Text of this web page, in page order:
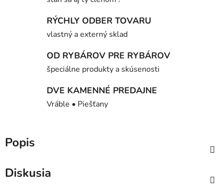
RÝCHLY ODBER TOVARU
vlastný a externý sklad
OD RYBÁROV PRE RYBÁROV
špeciálne produkty a skúsenosti
DVE KAMENNÉ PREDAJNE
Vráble • Piešťany
Popis
Diskusia